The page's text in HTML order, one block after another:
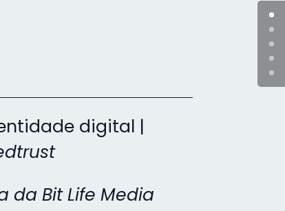
digital |
da Bit Life Media